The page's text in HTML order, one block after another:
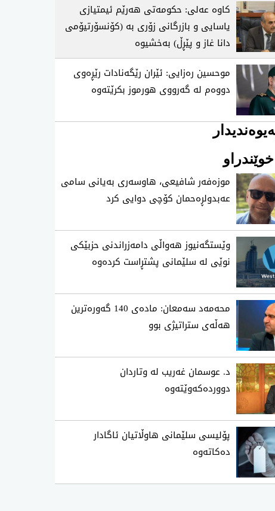
كاوه‌ عه‌لی‌: حكومه‌تی‌ هه‌رێم ئیمتیازی
یاسایی و بازرگانی زۆری به‌ (كۆنسۆرتیۆمی
دانا غاز و پێڕڵ) به‌خشیوه‌
موحسین ره‌زایی: ئێران رێگه‌نادات رێڕه‌وی
دووه‌م له‌ گه‌رووی هورموز بكرێته‌وه‌
موزه‌فه‌ر شافیعی، هاوسه‌ری به‌یانی سامی
عه‌بدولڕه‌حمان كۆچی‌ دوایی كرد
وێستگەنیوز هەواڵی دامەزراندنی حزبێکی
نوێی لە سلێمانی پشتڕاست کردەوە
محه‌مه‌د سه‌معان: ماده‌ی 140 گه‌وره‌ترین
هه‌ڵه‌ی ستراتیژی‌ بوو
د. عوسمان غەریب لە وتاردان
دووردەکەوێتەوە
پۆلیسی سلێمانی هاوڵاتیان ئاگادار
ده‌كاته‌وه‌